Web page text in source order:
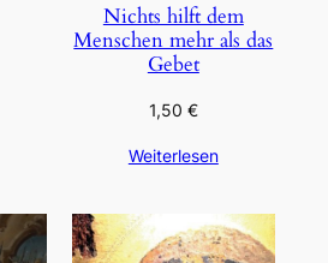
Nichts hilft dem
Menschen mehr als das
Gebet
1,50 €
Weiterlesen